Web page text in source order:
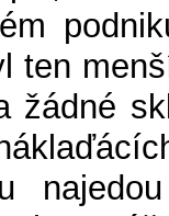
ten
žádné